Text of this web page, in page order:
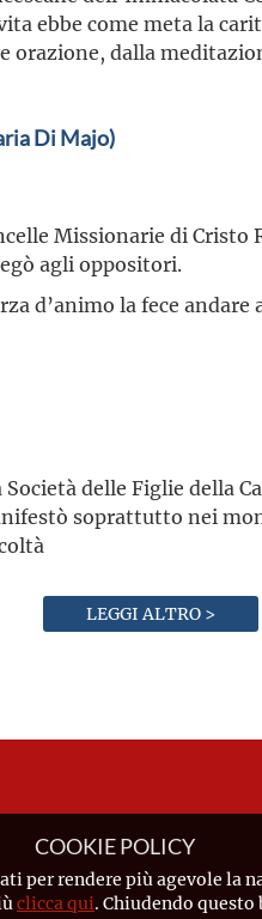
ebbe come meta la
orazione, dalla
Di Majo)
Missionarie di Cristo
agli oppositori.
d’animo la fece
delle Figlie della
soprattutto nei
LEGGI ALTRO >
COOKIE POLICY
per rendere più agevole la
clicca qui. Chiudendo questo